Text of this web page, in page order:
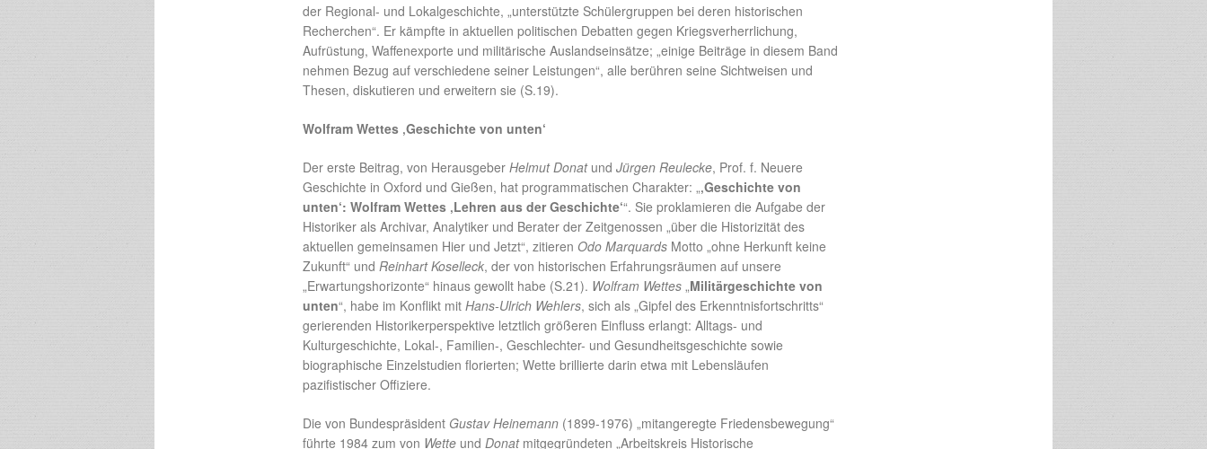
der Regional- und Lokalgeschichte, „unterstützte Schülergruppen bei deren historischen
Recherchen“. Er kämpfte in aktuellen politischen Debatten gegen Kriegsverherrlichung,
Aufrüstung, Waffenexporte und militärische Auslandseinsätze; „einige Beiträge in diesem Band
nehmen Bezug auf verschiedene seiner Leistungen“, alle berühren seine Sichtweisen und
Thesen, diskutieren und erweitern sie (S.19).
Wolfram Wettes ‚Geschichte von unten‘
Der erste Beitrag, von Herausgeber Helmut Donatund Jürgen Reulecke, Prof. f. Neuere
Geschichte in Oxford und Gießen, hat programmatischen Charakter: „‚Geschichte von
unten‘: Wolfram Wettes ‚Lehren aus der Geschichte‘“. Sie proklamieren die Aufgabe der
Historiker als Archivar, Analytiker und Berater der Zeitgenossen „über die Historizität des
aktuellen gemeinsamen Hier und Jetzt“, zitieren Odo Marquards Motto „ohne Herkunft keine
Zukunft“ und Reinhart Koselleck, der von historischen Erfahrungsräumen auf unsere
„Erwartungshorizonte“ hinaus gewollt habe (S.21). Wolfram Wettes „Militärgeschichte von
unten“, habe im Konflikt mit Hans-Ulrich Wehlers, sich als „Gipfel des Erkenntnisfortschritts“
gerierenden Historikerperspektive letztlich größeren Einfluss erlangt: Alltags- und
Kulturgeschichte, Lokal-, Familien-, Geschlechter- und Gesundheitsgeschichte sowie
biographische Einzelstudien florierten; Wette brillierte darin etwa mit Lebensläufen
pazifistischer Offiziere.
Die von Bundespräsident Gustav Heinemann (1899-1976) „mitangeregte Friedensbewegung“
führte 1984 zum von Wette und Donatmitgegründeten „Arbeitskreis Historische